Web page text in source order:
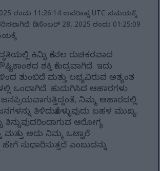
ರಂದು 11:26:14 ಅಪರಾಹ್ನ UTC ಸಮಯಕ್ಕೆ
ಡಿಸೆಂಬರ್ 28, 2025 ರಂದು 01:25:09
ಕಿಮ್ಚಿ ಕೇವಲ ರುಚಿಕರವಾದ
ಶಕ್ತಿ ಕೇಂದ್ರವಾಗಿದೆ. ಇದು
ತುಂಬಿದೆ ಮತ್ತು ಲಭ್ಯವಿರುವ ಅತ್ಯಂತ
ಒಂದಾಗಿದೆ. ಹುದುಗಿಸಿದ ಆಹಾರಗಳು
ಜನಪ್ರಿಯವಾಗುತ್ತಿದ್ದಂತೆ, ನಿಮ್ಮ ಆಹಾರದಲ್ಲಿ
ತಿಳಿದುಕೊಳ್ಳುವುದು ಬಹಳ ಮುಖ್ಯ.
ಆರೋಗ್ಯ
ಮತ್ತು ಅದು ನಿಮ್ಮ ಒಟ್ಟಾರೆ
ಸುಧಾರಿಸುತ್ತದೆ ಎಂಬುದನ್ನು